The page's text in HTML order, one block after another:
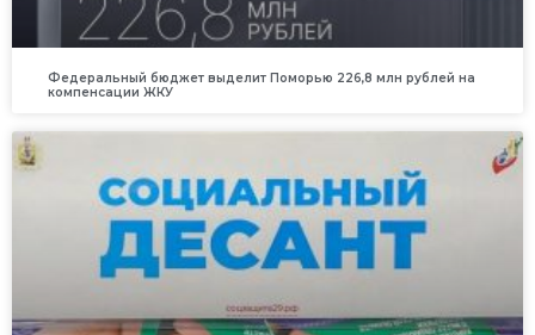
Федеральный бюджет выделит Поморью 226,8 млн рублей на
компенсации ЖКУ